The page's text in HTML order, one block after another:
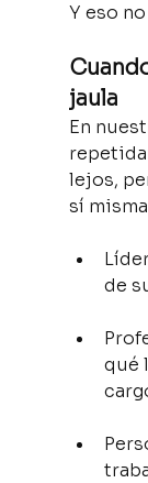
Y eso
jaula
En
lejos,
sí
de
qué